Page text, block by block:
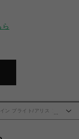
ら
ン ブライト/アリス ア